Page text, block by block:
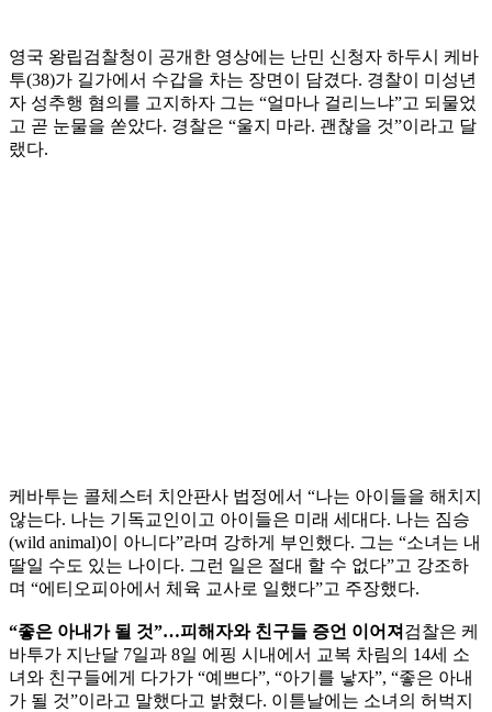
영국 왕립검찰청이 공개한 영상에는 난민 신청자 하두시 케바
투(38)가 길가에서 수갑을 차는 장면이 담겼다. 경찰이 미성년
자 성추행 혐의를 고지하자 그는 “얼마나 걸리느냐”고 되물었
고 곧 눈물을 쏟았다. 경찰은 “울지 마라. 괜찮을 것”이라고 달
랬다.
케바투는 콜체스터 치안판사 법정에서 “나는 아이들을 해치지
않는다. 나는 기독교인이고 아이들은 미래 세대다. 나는 짐승
(wild animal)이 아니다”라며 강하게 부인했다. 그는 “소녀는 내
딸일 수도 있는 나이다. 그런 일은 절대 할 수 없다”고 강조하
며 “에티오피아에서 체육 교사로 일했다”고 주장했다.
“좋은 아내가 될 것”…피해자와 친구들 증언 이어져 검찰은 케
바투가 지난달 7일과 8일 에핑 시내에서 교복 차림의 14세 소
녀와 친구들에게 다가가 “예쁘다”, “아기를 낳자”, “좋은 아내
가 될 것”이라고 말했다고 밝혔다. 이튿날에는 소녀의 허벅지